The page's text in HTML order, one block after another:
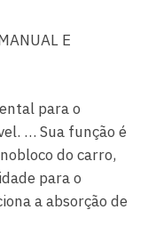
E
para o
… Sua função é
do carro,
para o
a absorção de